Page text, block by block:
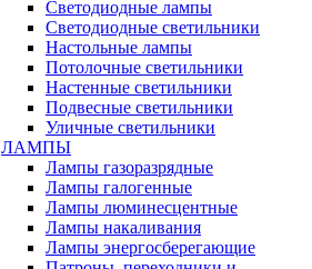
Светодиодные лампы
Светодиодные светильники
Настольные лампы
Потолочные светильники
Настенные светильники
Подвесные светильники
Уличные светильники
ЛАМПЫ
Лампы газоразрядные
Лампы галогенные
Лампы люминесцентные
Лампы накаливания
Лампы энергосберегающие